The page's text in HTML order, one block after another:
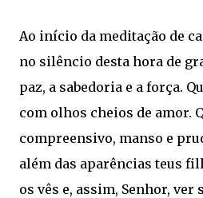
Ao início da meditação de
no silêncio desta hora de
paz, a sabedoria e a força.
com olhos cheios de amor.
compreensivo, manso e
além das aparências teus
os vês e, assim, Senhor, ver